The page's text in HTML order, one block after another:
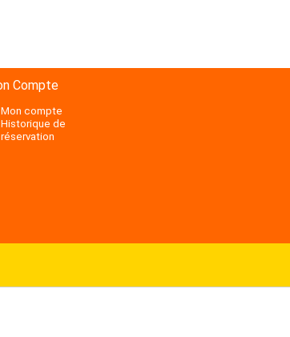
Compte
Mon compte
Historique de
réservation